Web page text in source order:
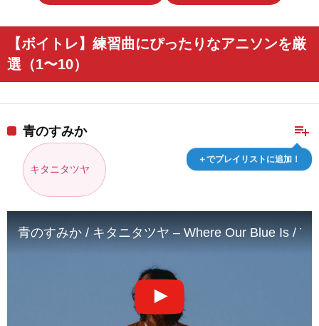
【ボイトレ】練習曲にぴったりなアニソンを厳
選（1〜10）
playlist_add
＋でプレイリストに追加！
青のすみか
キタニタツヤ
青のすみか / キタニタツヤ – Where Our Blue Is /